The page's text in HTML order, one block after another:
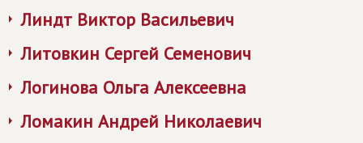
Линдт Виктор Васильевич
Литовкин Сергей Семенович
Логинова Ольга Алексеевна
Ломакин Андрей Николаевич